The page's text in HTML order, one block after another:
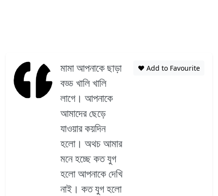
মামা আপনাকে ছাড়া
বড্ড খালি খালি
লাগে। আপনাকে
আমাদের ছেড়ে
যাওয়ার কয়দিন
হলো। অথচ আমার
মনে হচ্ছে কত যুগ
হলো আপনাকে দেখি
নাই। কত যুগ হলো
❤️ Add to Favourite